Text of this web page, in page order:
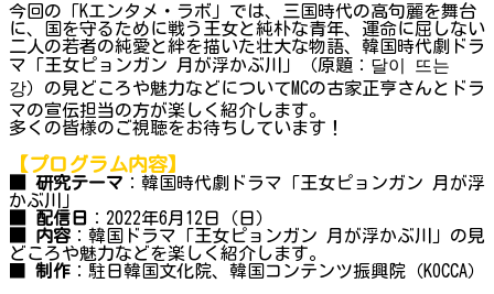
今回の「Kエンタメ・ラボ」では、三国時代の高句麗を舞台
に、国を守るために戦う王女と純朴な青年、運命に屈しない
二人の若者の純愛と絆を描いた壮大な物語、韓国時代劇ドラ
マ「王女ピョンガン 月が浮かぶ川」（原題：달이 뜨는
강）の見どころや魅力などについてMCの古家正亨さんとドラ
マの宣伝担当の方が楽しく紹介します。
多くの皆様のご視聴をお待ちしています！
【プログラム内容】
■ 研究テーマ ：韓国時代劇ドラマ「王女ピョンガン 月が浮
かぶ川」
■ 配信日
：2022年6月12日（日）
■ 内容 ：韓国ドラマ「王女ピョンガン 月が浮かぶ川」の見
どころや魅力などを楽しく紹介します。
制作 ：駐日韓国文化院、韓国コンテンツ振興院（KOCCA）